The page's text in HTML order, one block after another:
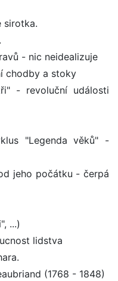
sirotka.
- nic neidealizuje
chodby a stoky
- revoluční události
"Legenda věků" -
jeho počátku - čerpá
...)
lidstva
(1768 - 1848)